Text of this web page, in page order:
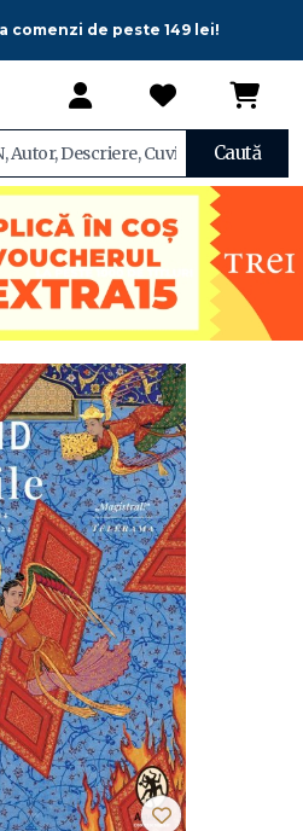
comenzi de peste 149 lei!
Caută